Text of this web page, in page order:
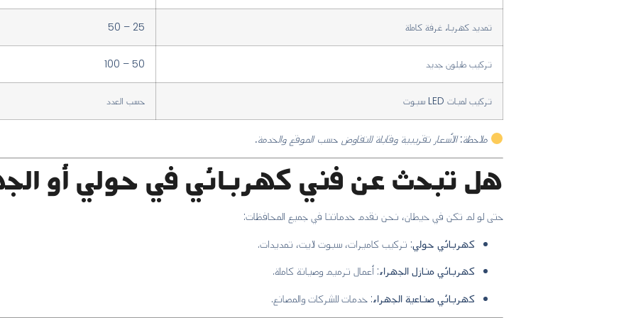
تمديد كهرباء غرفة كاملة 25 – 50
تركيب طبلون جديد 50 – 100
تركيب لمبات LED سبوت حسب العدد
ملاحظة: الأسعار تقريبية وقابلة للتفاوض حسب الموقع والخدمة.
هل تبحث عن فني كهربائي في حولي أو
حتى لو لم تكن في خيطان، نحن نقدم خدماتنا في جميع المحافظات:
كهربائي حولي: تركيب كاميرات، سبوت لايت، تمديدات.
كهربائي منازل الجهراء: أعمال ترميم وصيانة كاملة.
كهربائي صناعية الجهراء: خدمات للشركات والمصانع.